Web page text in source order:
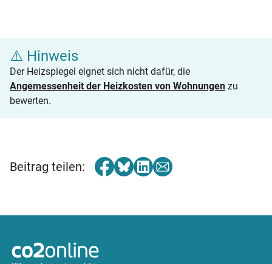
⚠️ Hinweis
Der Heizspiegel eignet sich nicht dafür, die
Angemessenheit der Heizkosten von Wohnungen zu
bewerten.
Beitrag teilen: